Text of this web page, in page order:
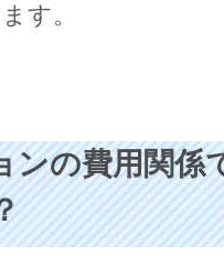
す。
ンの費用関係